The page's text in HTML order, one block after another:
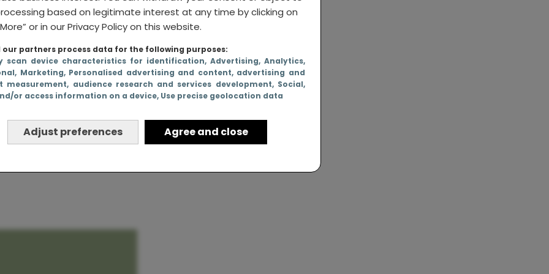
based on legitimate interest at any time by clicking on
or in our Privacy Policy on this website.
our partners process data for the following purposes:
scan device characteristics for identification, Advertising, Analytics,
, Marketing, Personalised advertising and content, advertising and
measurement, audience research and services development, Social,
or access information on a device, Use precise geolocation data
Adjust preferences Agree and close
je
van de
Een heerlijke stedentrip
voor deze herfst:
Malmö!